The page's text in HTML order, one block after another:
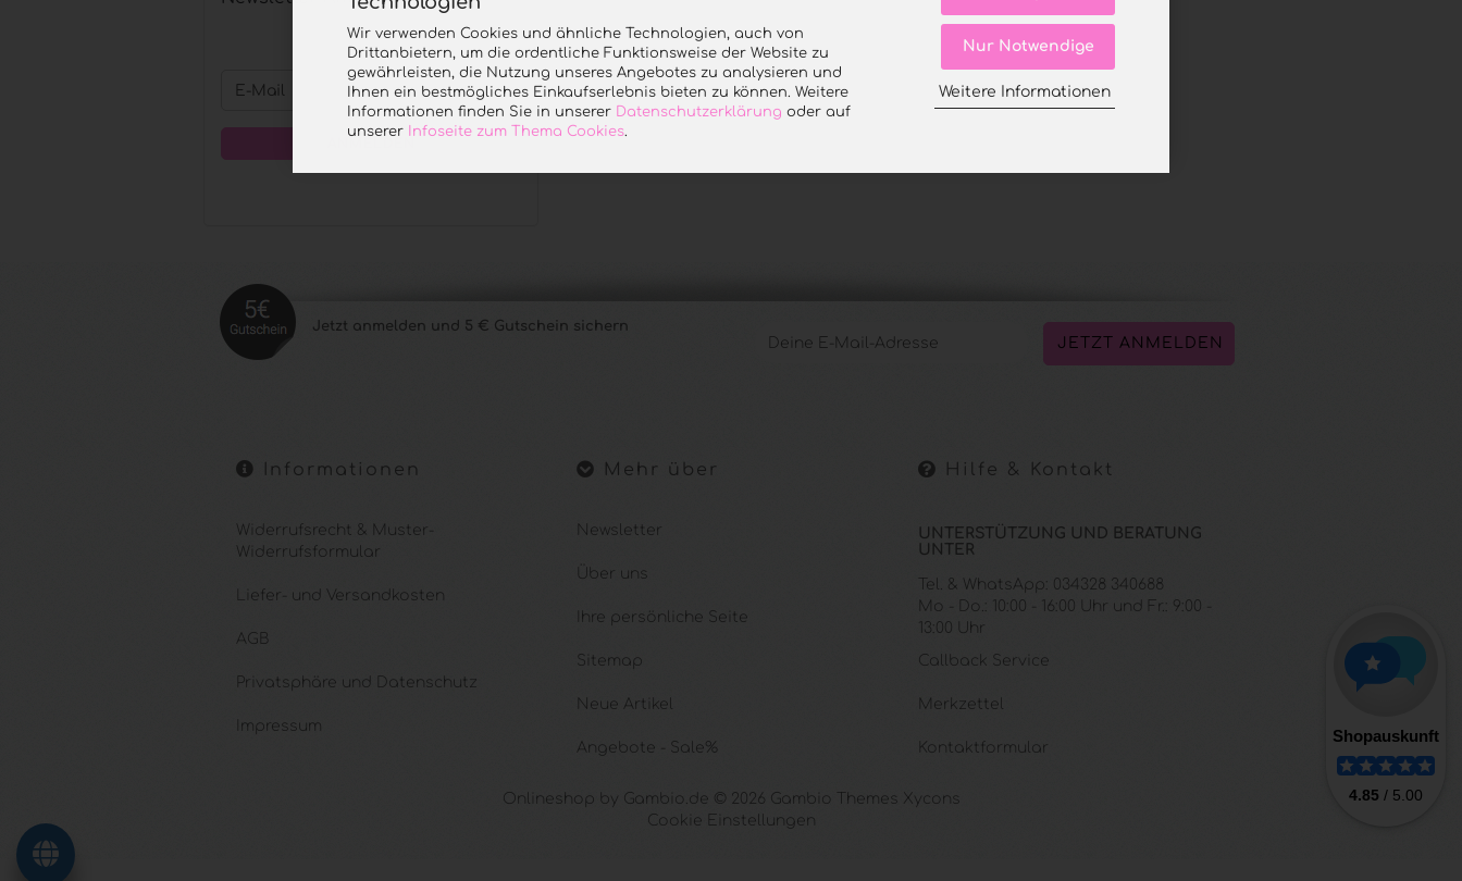
Wir verwenden Cookies und ähnliche Technologien, auch von
Drittanbietern, um die ordentliche Funktionsweise der Website zu
gewährleisten, die Nutzung unseres Angebotes zu analysieren und
Ihnen ein bestmögliches Einkaufserlebnis bieten zu können. Weitere
Informationen finden Sie in unserer Datenschutzerklärung oder auf
unserer
Infoseite zum Thema Cookies.
Nur Notwendige
Weitere Informationen
ZUR
E-
Jetzt anmelden und 5 € Gutschein sichern
Informationen
Widerrufsrecht & Muster-
Widerrufsformular
Liefer- und Versandkosten
AGB
Privatsphäre und Datenschutz
Impressum
Mehr über
Newsletter
Über uns
Ihre persönliche Seite
Sitemap
Neue Artikel
Angebote - Sale%
Hilfe & Kontakt
UNTERSTÜTZUNG UND BERATUNG
UNTER
Tel. & WhatsApp: 034328 340688
Mo - Do.: 10:00 - 16:00 Uhr und Fr.: 9:00 -
13:00 Uhr
Callback Service
Merkzettel
Kontaktformular
Onlineshop by Gambio.de © 2026 Gambio Themes Xycons
Cookie Einstellungen